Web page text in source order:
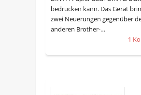
bedrucken kann. Das Gerät
zwei Neuerungen gegenüber
anderen Brother-…
1